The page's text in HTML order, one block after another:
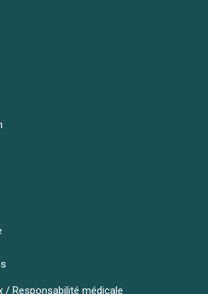
/ Responsabilité médicale